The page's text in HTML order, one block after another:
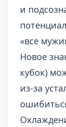
и
«все
Новое
кубок)
из-за